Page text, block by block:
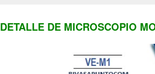
DETALLE DE MICROSCOPIO